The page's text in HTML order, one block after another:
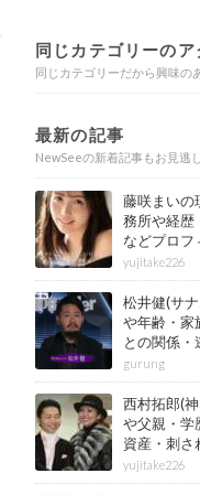
同じカテゴリーの
同じカテゴリーだから興味の
最新の記事
NewSeeの新着記事もお見逃
藤咲まいの
務所や経歴
などプロフ
yujitake226
松井健(サ
や年齢・家
との関係・
gurung
西村拓郎(
や父親・学
資産・刺さ
婚と子供や
とめ
yujitake226